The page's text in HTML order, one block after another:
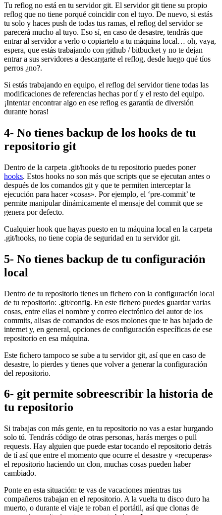
Tu reflog no está en tu servidor git. El servidor git tiene su propio
reflog que no tiene porqué coincidir con el tuyo. De nuevo, si estás
tu solo y haces push de todas tus ramas, el reflog del servidor se
parecerá mucho al tuyo. Eso sí, en caso de desastre, tendrás que
entrar al servidor a verlo o copiartelo a tu máquina local… oh, vaya,
espera, que estás trabajando con github / bitbucket y no te dejan
entrar a sus servidores a descargarte el reflog, desde luego qué tíos
perros ¿no?.
Si estás trabajando en equipo, el reflog del servidor tiene todas las
modificaciones de referencias hechas por tí y el resto del equipo.
¡Intentar encontrar algo en ese reflog es garantía de diversión
durante horas!
4- No tienes backup de los hooks de tu
repositorio git
Dentro de la carpeta .git/hooks de tu repositorio puedes poner
hooks. Estos hooks no son más que scripts que se ejecutan antes o
después de los comandos git y que te permiten interceptar la
ejecución para hacer «cosas». Por ejemplo, el ‘pre-commit’ te
permite manipular dinámicamente el mensaje del commit que se
genera por defecto.
Cualquier hook que hayas puesto en tu máquina local en la carpeta
.git/hooks, no tiene copia de seguridad en tu servidor git.
5- No tienes backup de tu configuración
local
Dentro de tu repositorio tienes un fichero con la configuración local
de tu repositorio: .git/config. En este fichero puedes guardar varias
cosas, entre ellas el nombre y correo electrónico del autor de los
commits, alisas de comandos de esos molones que te has bajado de
internet y, en general, opciones de configuración específicas de ese
repositorio en esa máquina.
Este fichero tampoco se sube a tu servidor git, así que en caso de
desastre, lo pierdes y tienes que volver a generar la configuración
del repositorio.
6- git permite sobreescribir la historia de
tu repositorio
Si trabajas con más gente, en tu repositorio no vas a estar hurgando
solo tú. Tendrás código de otras personas, harás merges o pull
requests. Hay alguien que puede estar tocando el repositorio detrás
de tí así que entre el momento que ocurre el desastre y «recuperas»
el repositorio haciendo un clon, muchas cosas pueden haber
cambiado.
Ponte en esta situación: te vas de vacaciones mientras tus
compañeros trabajan en el repositorio. A la vuelta tu disco duro ha
muerto, o durante el viaje te roban el portátil, así que clonas de